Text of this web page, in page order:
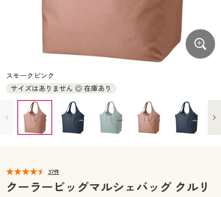
大きいサイズ メンズ
大きいサイズ 事務・制服
カタログ
カタログ・チラシからのご注文
デジタルカタログ
カタログ無料プレゼント
マイページ
大きいサイズ メンズ
大きいサイズ 事務・制服
カタログ
カタログ・チラシからのご注文
カタログ無料プレゼント
会員メニュー
閲覧履歴
スモークピンク
サイズはありません ◎ 在庫あり
37件
クーラービッグマルシェバッグ クルリ